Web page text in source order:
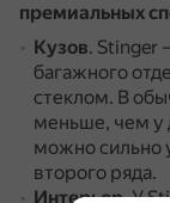
премиальных
Кузов. Stinger
багажного
стеклом. В
меньше, чем у
можно сильно
второго ряда.
Интерьер. У